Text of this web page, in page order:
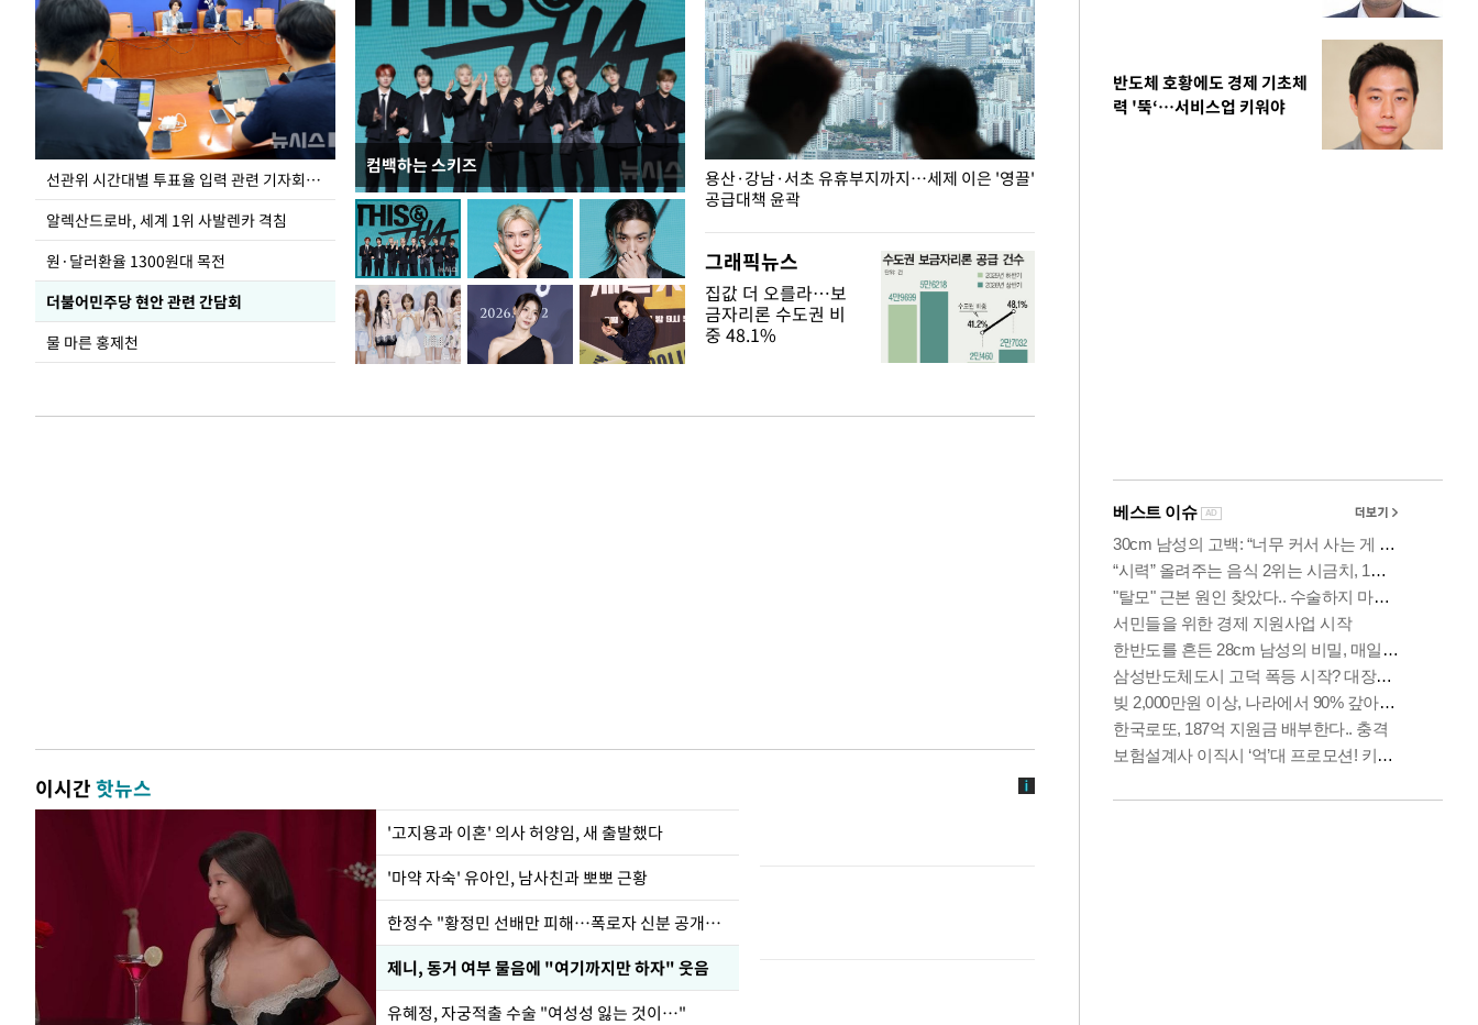
선관위 시간대별 투표율 입력 관련 기자회견하는 주진우 의원
알렉산드로바, 세계 1위 사발렌카 격침
원·달러환율 1300원대 목전
더불어민주당 현안 관련 간담회
물 마른 홍제천
컴백하는 스키즈
주유소 기름값 12주째 하락, L당 1천800원대
용산·강남·서초 유휴부지까지…세제 이은 '영끌'
공급대책 윤곽
그래픽뉴스
집값 더 오를라…보
금자리론 수도권 비
중 48.1%
이시간핫뉴스
'고지용과 이혼' 의사 허양임, 새 출발했다
'마약 자숙' 유아인, 남사친과 뽀뽀 근황
한정수 "황정민 선배만 피해…폭로자 신분 공개하라"
제니, 동거 여부 물음에 "여기까지만 하자" 웃음
유혜정, 자궁적출 수술 "여성성 잃는 것이…"
반도체 호황에도 경제 기초체
력 '뚝‘…서비스업 키워야